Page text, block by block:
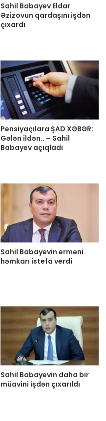
Sahil Babayev Eldar
Əzizovun qardaşını işdən
çıxardı
Pensiyaçılara ŞAD XƏBƏR:
Gələn ildən.. – Sahil
Babayev açıqladı
Sahil Babayevin erməni
həmkarı istefa verdi
Sahil Babayevin daha bir
müavini işdən çıxarıldı